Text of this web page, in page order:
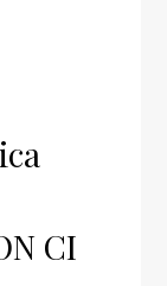
CI